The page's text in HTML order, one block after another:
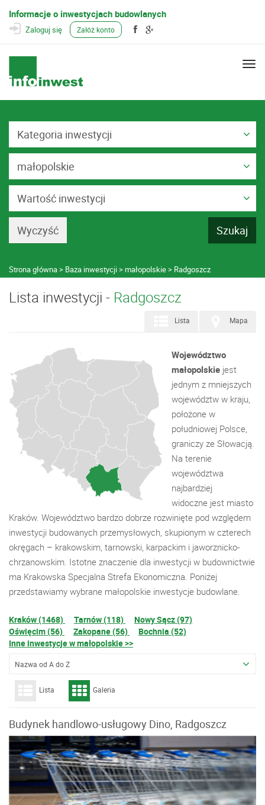
Informacje o inwestycjach budowlanych
Zaloguj się Załóż konto
Kategoria inwestycji
małopolskie
Wartość inwestycji
Strona główna Baza inwestycji małopolskie Radgoszcz
Lista inwestycji - Radgoszcz
Mapa
Lista
Województwo
małopolskie jest
jednym z mniejszych
województw w kraju,
położone w
południowej Polsce,
graniczy ze Słowacją.
Na terenie
województwa
najbardziej
widoczne jest miasto
Kraków. Województwo bardzo dobrze rozwinięte pod względem
inwestycji budowanych przemysłowych, skupionym w czterech
okręgach – krakowskim, tarnowski, karpackim i jaworznicko-
chrzanowskim. Istotne znaczenie dla inwestycji w budownictwie
ma Krakowska Specjalna Strefa Ekonomiczna. Poniżej
przedstawiamy wybrane małopolskie inwestycje budowlane.
Kraków (1468) Tarnów (118)
Nowy Sącz (97)
Oświęcim (56)
Zakopane (56)
Bochnia (52)
Inne inwestycje w małopolskie >>
Nazwa od A do Z
Lista Galeria
Budynek handlowo-usługowy Dino, Radgoszcz